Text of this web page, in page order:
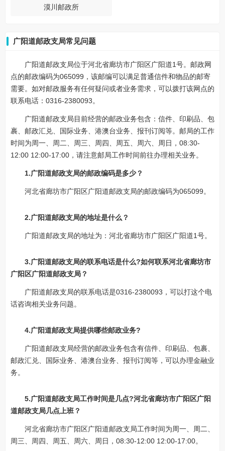
漠川邮政所
广阳道邮政支局常见问题
广阳道邮政支局位于河北省廊坊市广阳区广阳道1号。邮政网
点的邮政编码为065099，该邮编可以满足普通信件和物品的邮寄
需要。如对邮政服务有任何疑问或者业务需求，可以拨打该网点的
联系电话：0316-2380093。
广阳道邮政支局目前经营的邮政业务包含：信件、印刷品、包
裹、邮政汇兑、国际业务、港澳台业务、报刊订阅等。邮局的工作
时间为周一、周二、周三、周四、周五、周六、周日，08:30-
12:00 12:00-17:00，请注意邮局工作时间前往办理相关业务。
1.广阳道邮政支局的邮政编码是多少？
河北省廊坊市广阳区广阳道邮政支局的邮政编码为065099。
2.广阳道邮政支局的地址是什么？
广阳道邮政支局的地址为：河北省廊坊市广阳区广阳道1号。
3.广阳道邮政支局的联系电话是什么?如何联系河北省廊坊市
广阳区广阳道邮政支局？
广阳道邮政支局的联系电话是0316-2380093，可以打这个电
话咨询相关业务问题。
4.广阳道邮政支局提供哪些邮政业务?
广阳道邮政支局经营的邮政业务包含有信件、印刷品、包裹、
邮政汇兑、国际业务、港澳台业务、报刊订阅等，可以办理金融业
务。
5.广阳道邮政支局工作时间是几点?河北省廊坊市广阳区广阳
道邮政支局几点上班？
河北省廊坊市广阳区广阳道邮政支局工作时间为周一、周二、
周三、周四、周五、周六、周日，08:30-12:00 12:00-17:00。